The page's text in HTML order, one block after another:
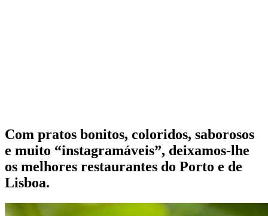
Com pratos bonitos, coloridos, saborosos
e muito “instagramáveis”, deixamos-lhe
os melhores restaurantes do Porto e de
Lisboa.